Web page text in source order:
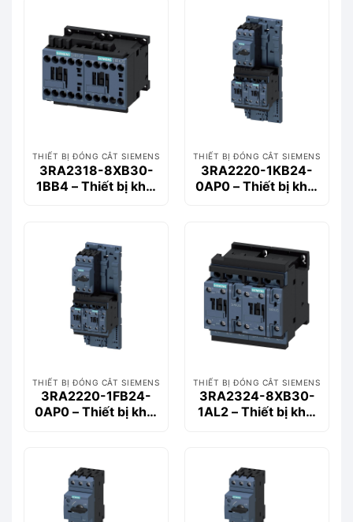
THIẾT BỊ ĐÓNG CẮT SIEMENS
3RA2318-8XB30-
1BB4 – Thiết bị khởi
THIẾT BỊ ĐÓNG CẮT SIEMENS
3RA2220-1KB24-
0AP0 – Thiết bị khởi
THIẾT BỊ ĐÓNG CẮT SIEMENS
3RA2220-1FB24-
0AP0 – Thiết bị khởi
THIẾT BỊ ĐÓNG CẮT SIEMENS
3RA2324-8XB30-
1AL2 – Thiết bị khởi